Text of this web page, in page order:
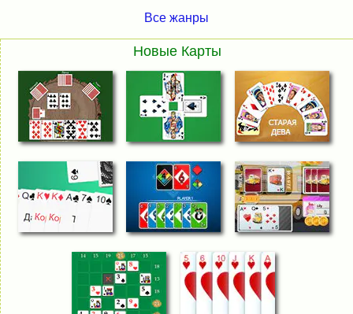
Все жанры
Новые Карты